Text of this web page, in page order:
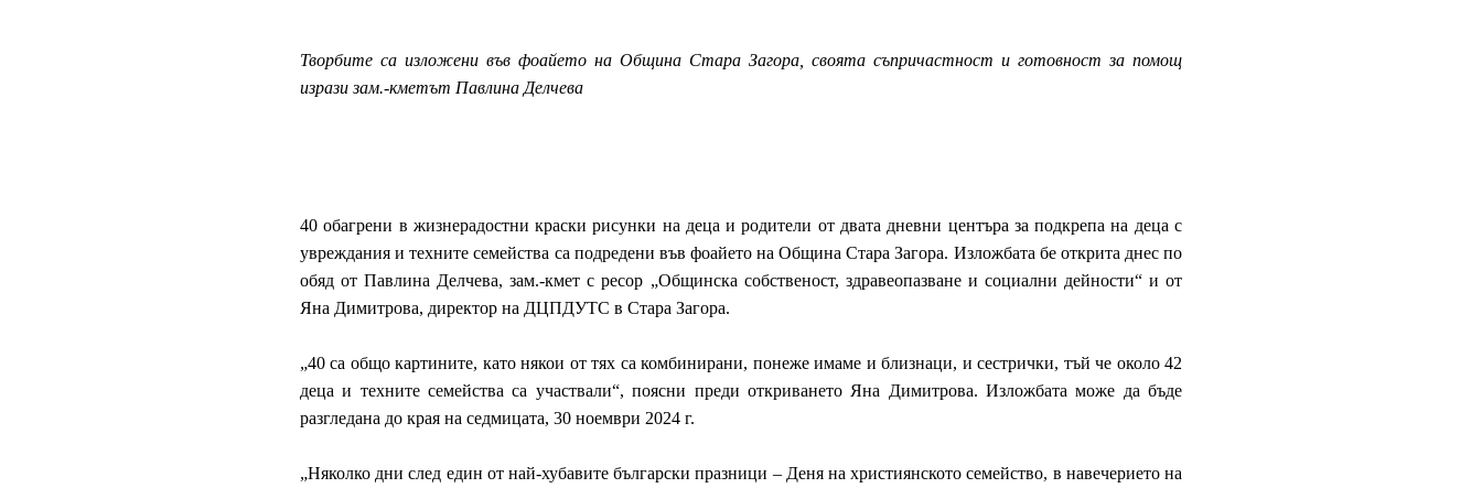
Творбите са изложени във фоайето на Община Стара Загора, своята съпричастност и готовност за помощ
изрази зам.-кметът Павлина Делчева
40 обагрени в жизнерадостни краски рисунки на деца и родители от двата дневни центъра за подкрепа на деца с
увреждания и техните семейства са подредени във фоайето на Община Стара Загора. Изложбата бе открита днес по
обяд от Павлина Делчева, зам.-кмет с ресор „Общинска собственост, здравеопазване и социални дейности“ и от
Яна Димитрова, директор на ДЦПДУТС в Стара Загора.
„40 са общо картините, като някои от тях са комбинирани, понеже имаме и близнаци, и сестрички, тъй че около 42
деца и техните семейства са участвали“, поясни преди откриването Яна Димитрова. Изложбата може да бъде
разгледана до края на седмицата, 30 ноември 2024 г.
„Няколко дни след един от най-хубавите български празници – Деня на християнското семейство, в навечерието на